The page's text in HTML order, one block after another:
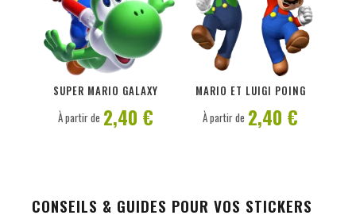
SUPER MARIO GALAXY
PERSONNALISER
À partir de 2,40 €
MARIO ET LUIGI POING
PERSONNALISER
À partir de 2,40 €
CONSEILS & GUIDES POUR VOS STICKERS